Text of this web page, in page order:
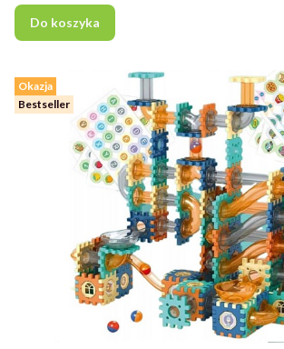
Do koszyka
Okazja
Bestseller